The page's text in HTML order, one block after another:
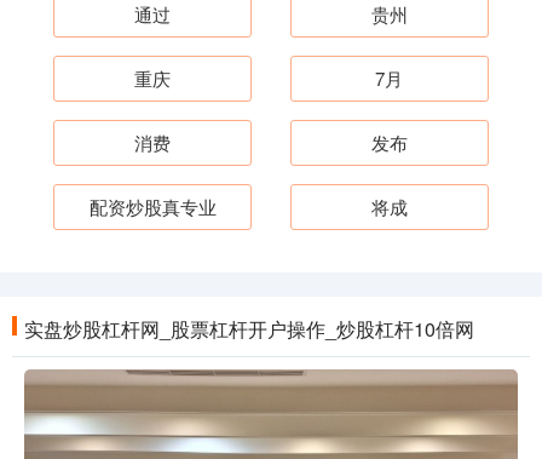
通过 贵州
重庆 7月
消费 发布
配资炒股真专业 将成
实盘炒股杠杆网_股票杠杆开户操作_炒股杠杆10倍网